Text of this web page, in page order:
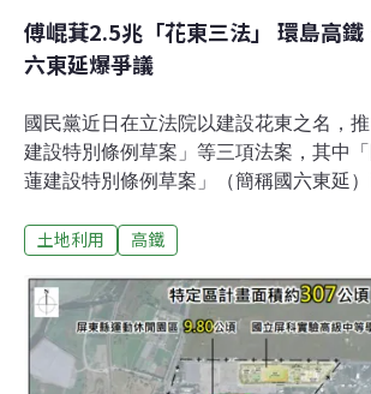
傅崐萁2.5兆「花東三法」 環島高鐵
六東延爆爭議
國民黨近日在立法院以建設花東之名，
建設特別條例草案」等三項法案，其中
蓮建設特別條例草案」（簡稱國六東延）
「花東快速公路建設特別條例草案」（
花東，是否和當地民眾權益是等號關係？
又能否負荷這些擾動？成了正反兩方的
保團體批評「開發至上」、圖利特定民
出花蓮價值不是和都市比拚，發展鄉村
土地利用 高鐵